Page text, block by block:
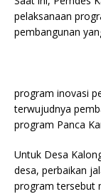
pelaksanaan
pembangunan
program inovasi
terwujudnya
program Panca
Untuk Desa
desa, perbaikan
program tersebut